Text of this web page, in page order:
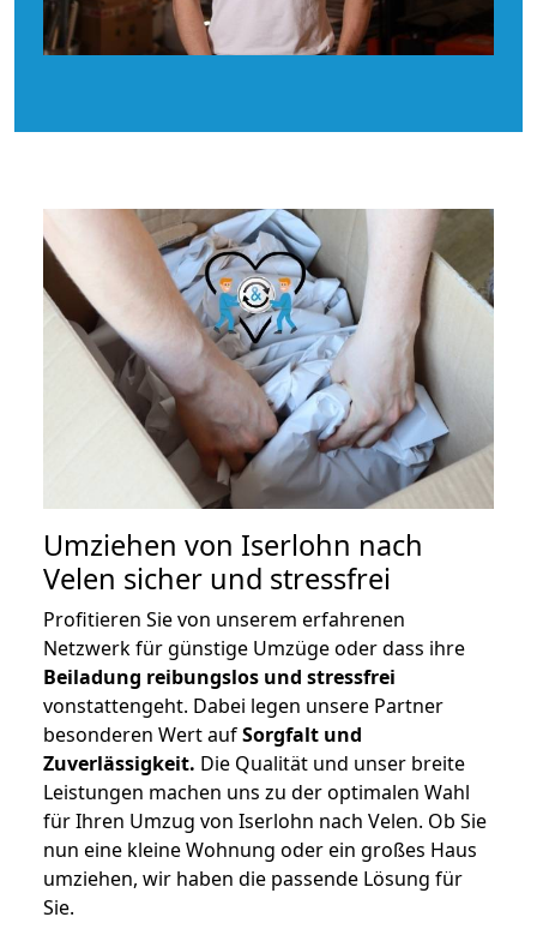
Umziehen von Iserlohn nach
Velen sicher und stressfrei
Profitieren Sie von unserem erfahrenen
Netzwerk für günstige Umzüge oder dass ihre
Beiladung reibungslos und stressfrei
vonstattengeht. Dabei legen unsere Partner
besonderen Wert aufSorgfalt und
Zuverlässigkeit. Die Qualität und unser breite
Leistungen machen uns zu der optimalen Wahl
für Ihren Umzug von Iserlohn nach Velen. Ob Sie
nun eine kleine Wohnung oder ein großes Haus
umziehen, wir haben die passende Lösung für
Sie.